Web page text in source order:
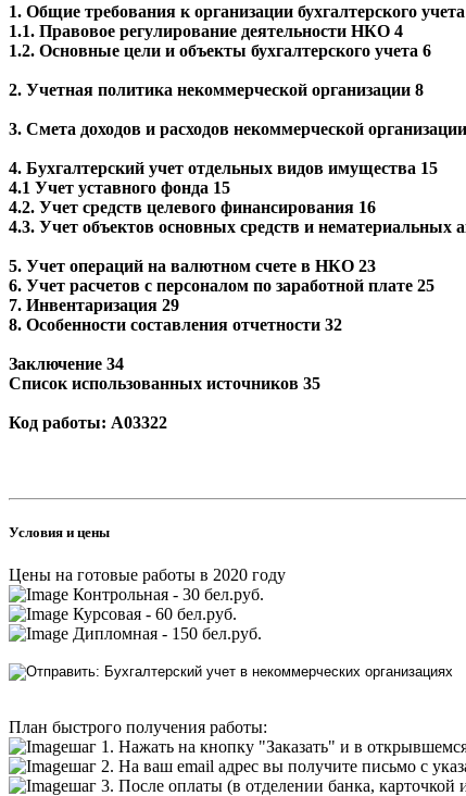
1. Общие требования к организации бухгалтерского
1.1. Правовое регулирование деятельности НКО 4
1.2. Основные цели и объекты бухгалтерского учета 6
2. Учетная политика некоммерческой организации 8
3. Смета доходов и расходов некоммерческой
4. Бухгалтерский учет отдельных видов имущества 15
4.1 Учет уставного фонда 15
4.2. Учет средств целевого финансирования 16
4.3. Учет объектов основных средств и нематериальных
5. Учет операций на валютном счете в НКО 23
6. Учет расчетов с персоналом по заработной плате 25
7. Инвентаризация 29
8. Особенности составления отчетности 32
Заключение 34
Список использованных источников 35
Код работы: А03322
Условия и цены
Цены на готовые работы в 2020 году
Контрольная - 30 бел.руб.
Курсовая - 60 бел.руб.
Дипломная - 150 бел.руб.
План быстрого получения работы:
шаг 1. Нажать на кнопку "Заказать" и в
шаг 2. На ваш email адрес вы получите письмо с
шаг 3. После оплаты (в отделении банка, карточкой